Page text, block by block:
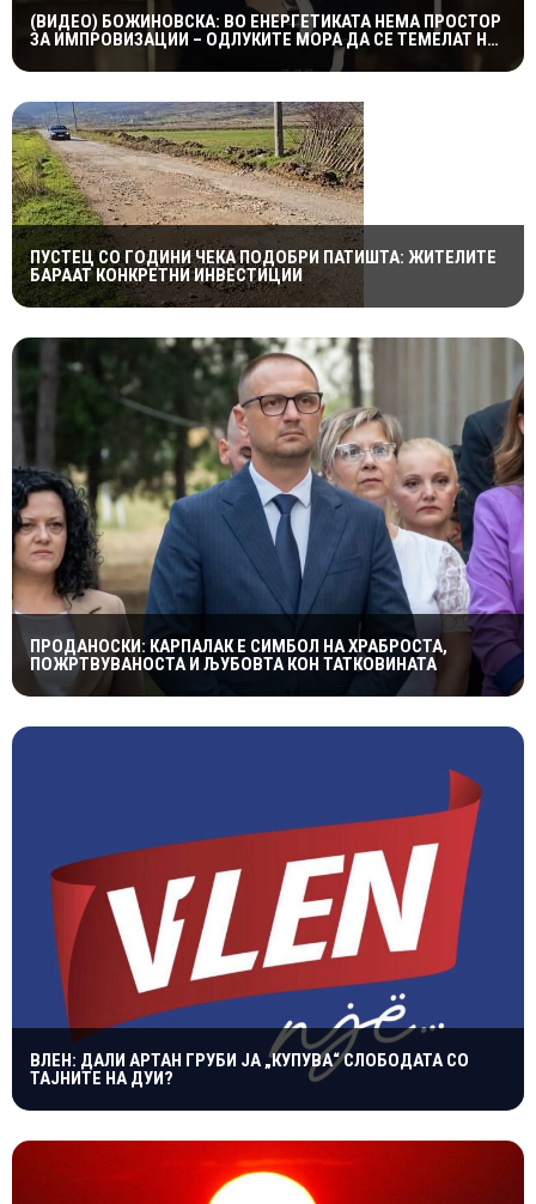
(ВИДЕО) БОЖИНОВСКА: ВО ЕНЕРГЕТИКАТА НЕМА ПРОСТОР
ЗА ИМПРОВИЗАЦИИ – ОДЛУКИТЕ МОРА ДА СЕ ТЕМЕЛАТ НА
ПУСТЕЦ СО ГОДИНИ ЧЕКА ПОДОБРИ ПАТИШТА: ЖИТЕЛИТЕ
БАРААТ КОНКРЕТНИ ИНВЕСТИЦИИ
ПРОДАНОСКИ: КАРПАЛАК Е СИМБОЛ НА ХРАБРОСТА,
ПОЖРТВУВАНОСТА И ЉУБОВТА КОН ТАТКОВИНАТА
ВЛЕН: ДАЛИ АРТАН ГРУБИ ЈА „КУПУВА“ СЛОБОДАТА СО
ТАЈНИТЕ НА ДУИ?